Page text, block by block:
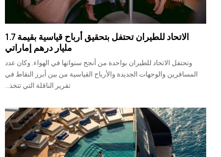
الاتحاد للطيران تحتفل بتحقيق أرباح قياسية بقيمة 1.7
مليار درهم إماراتي
وتحتفل الاتحاد للطيران بواحدة من أنجح سنواتها في الهواء. وكان عدد
المسافرين والوجهات الجديدة والأرباح القياسية من بين أبرز النقاط في
تقرير الناقلة التي تتخذ...